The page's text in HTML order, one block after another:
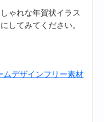
ゃれな年賀状イラス
してみてください。
デザインフリー素材